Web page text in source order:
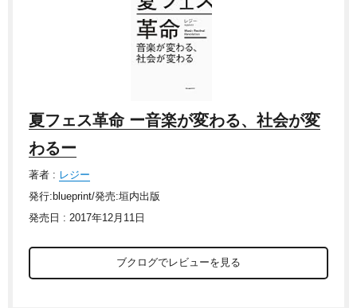
夏フェス革命 ー音楽が変わる、社会が変
わるー
著者 : レジー
発行:blueprint/発売:垣内出版
発売日 : 2017年12月11日
ブクログでレビューを見る